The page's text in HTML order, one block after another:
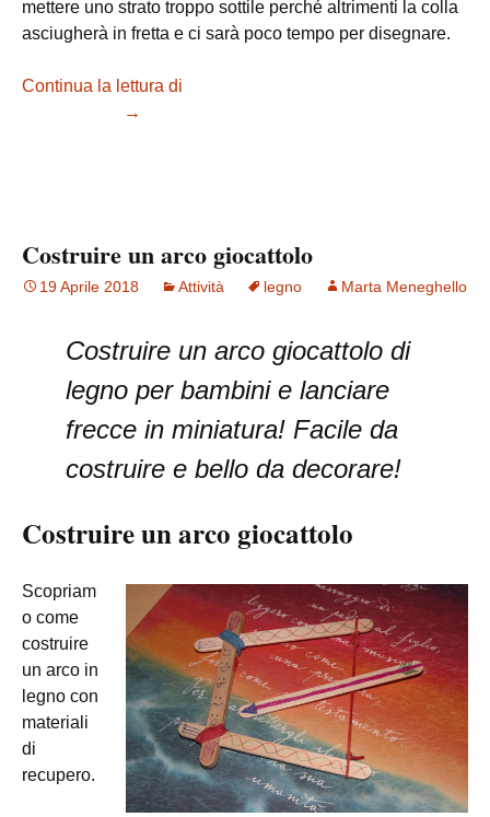
mettere uno strato troppo sottile perché altrimenti la colla
asciugherà in fretta e ci sarà poco tempo per disegnare.
Continua la lettura di
→
Costruire un arco giocattolo
19 Aprile 2018 Attività legno Marta Meneghello
Costruire un arco giocattolo di
legno per bambini e lanciare
frecce in miniatura! Facile da
costruire e bello da decorare!
Costruire un arco giocattolo
Scopriam
o come
costruire
un arco in
legno con
materiali
di
recupero.